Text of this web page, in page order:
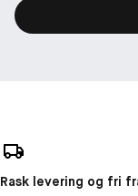
Rask levering og fri